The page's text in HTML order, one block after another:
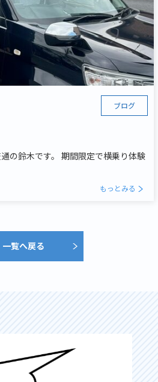
ブログ
の鈴木です。 期間限定で横乗り体験
もっとみる
一覧へ戻る